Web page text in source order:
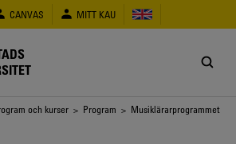
CANVAS MITT KAU
och kurser > Program > Musiklärarprogrammet